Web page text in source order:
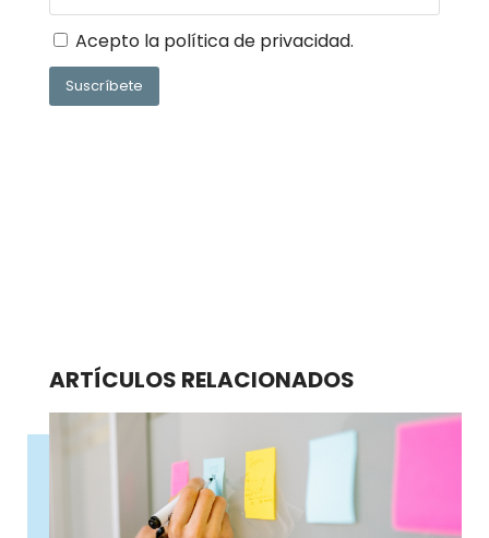
Acepto la política de privacidad.
Suscríbete
ARTÍCULOS RELACIONADOS